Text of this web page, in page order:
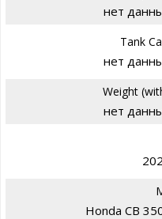
нет
Tank
нет
Weight
нет
Honda CB